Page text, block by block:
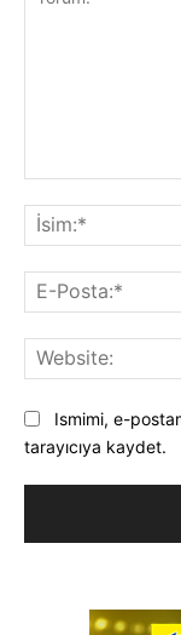
Ismimi, e-
tarayıcıya kaydet.